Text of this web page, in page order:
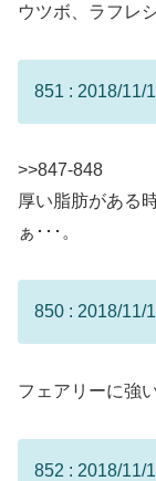
ウツボ、ラフレ
851 : 2018/11/
>>847-848
厚い脂肪がある
ぁ･･･。
850 : 2018/11/
フェアリーに強
852 : 2018/11/